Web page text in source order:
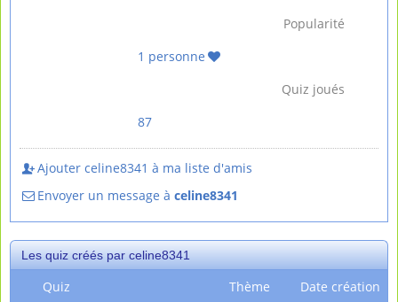
Popularité
1 personne
Quiz joués
87
Ajouter celine8341 à ma liste d'amis
Envoyer un message àceline8341
Les quiz créés par celine8341
Quiz Thème
Date création